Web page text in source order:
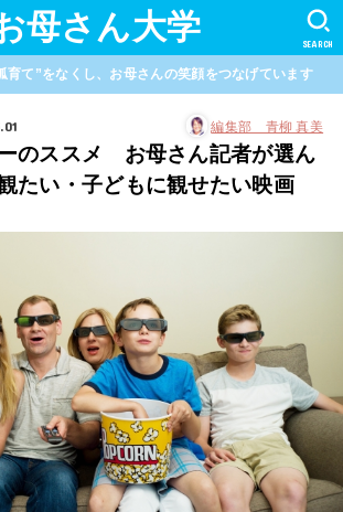
母さん大学 SEARCH
育て”をなくし、お母さんの笑顔をつなげています
編集部 青柳 真美
のススメ お母さん記者が選ん
たい・子どもに観せたい映画